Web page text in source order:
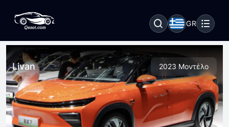
GR
Livan 2023 Μοντέλο